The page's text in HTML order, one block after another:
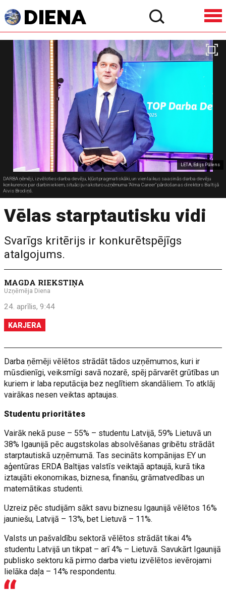
LETA, Edijs Pālens
DARBA ņēmēji, izvēloties darba devēju, kļūst pragmatiskāki, un vienlaikus saasinās darba devēju
konkurence par darbiniekiem, situāciju raksturo uzņēmuma "Alma Career" pārdošanas direktors Baltijā
Aivis Brodiņš.
Vēlas starptautisku vidi
Svarīgs kritērijs ir konkurētspējīgs
atalgojums.
MAGDA RIEKSTIŅA
Uzņēmēja Diena
24. aprīlis, 9:44
KARJERA
Darba ņēmēji vēlētos strādāt tādos uzņēmumos, kuri ir
mūsdienīgi, veiksmīgi savā nozarē, spēj pārvarēt grūtības un
kuriem ir laba reputācija bez neglītiem skandāliem. To atklāj
vairākas nesen veiktas aptaujas.
Studentu prioritātes
Vairāk nekā puse – 55% – studentu Latvijā, 59% Lietuvā un
38% Igaunijā pēc augstskolas absolvēšanas gribētu strādāt
starptautiskā uzņēmumā. Tas secināts kompānijas EY un
aģentūras ERDA Baltijas valstīs veiktajā aptaujā, kurā tika
iztaujāti ekonomikas, biznesa, finanšu, grāmatvedības un
matemātikas studenti.
Uzreiz pēc studijām sākt savu biznesu Igaunijā vēlētos 16%
jauniešu, Latvijā – 13%, bet Lietuvā – 11%.
Valsts un pašvaldību sektorā vēlētos strādāt tikai 4%
studentu Latvijā un tikpat – arī 4% – Lietuvā. Savukārt Igaunijā
publisko sektoru kā pirmo darba vietu izvēlētos ievērojami
lielāka daļa – 14% respondentu.